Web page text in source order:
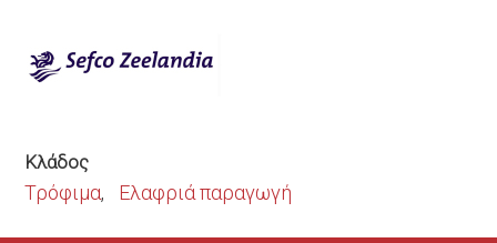
Κλάδος
Τρόφιμα Ελαφριά παραγωγή